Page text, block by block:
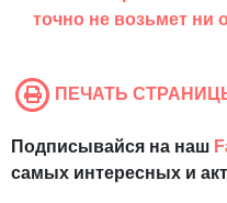
точно не возьмет ни
ПЕЧАТЬ
Подписывайся на наш
самых интересных и